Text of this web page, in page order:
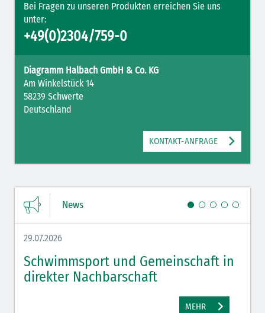
Bei Fragen zu unseren Produkten erreichen Sie uns
unter:
+49(0)2304/759-0
Diagramm Halbach GmbH & Co. KG
Am Winkelstück 14
58239 Schwerte
Deutschland
KONTAKT-ANFRAGE
News
29.07.2026
Schwimmsport und Gemeinschaft in
direkter Nachbarschaft
MEHR